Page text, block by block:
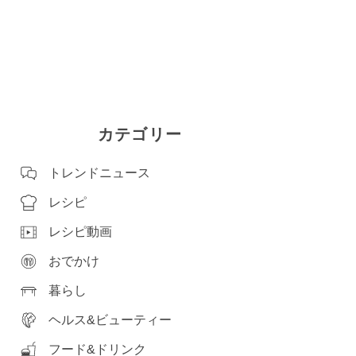
カテゴリー
トレンドニュース
レシピ
レシピ動画
おでかけ
暮らし
ヘルス&ビューティー
フード&ドリンク